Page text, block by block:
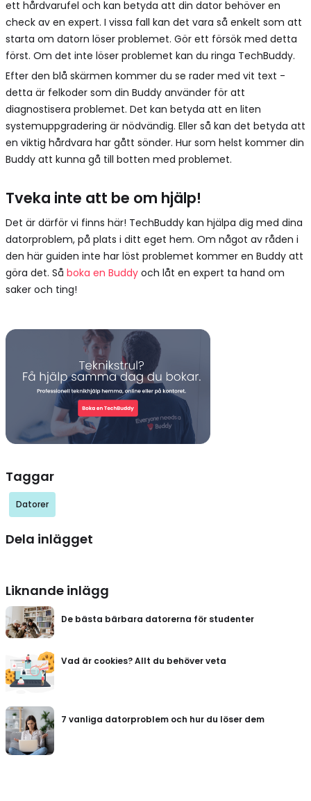
ett hårdvarufel och kan betyda att din dator behöver en
check av en expert. I vissa fall kan det vara så enkelt som att
starta om datorn löser problemet. Gör ett försök med detta
först. Om det inte löser problemet kan du ringa TechBuddy.
Efter den blå skärmen kommer du se rader med vit text -
detta är felkoder som din Buddy använder för att
diagnostisera problemet. Det kan betyda att en liten
systemuppgradering är nödvändig. Eller så kan det betyda att
en viktig hårdvara har gått sönder. Hur som helst kommer din
Buddy att kunna gå till botten med problemet.
Tveka inte att be om hjälp!
Det är därför vi finns här! TechBuddy kan hjälpa dig med dina
datorproblem, på plats i ditt eget hem. Om något av råden i
den här guiden inte har löst problemet kommer en Buddy att
göra det. Så boka en Buddy och låt en expert ta hand om
saker och ting!
Taggar
Datorer
Dela inlägget
Liknande inlägg
De bästa bärbara datorerna för studenter
Vad är cookies? Allt du behöver veta
7 vanliga datorproblem och hur du löser dem